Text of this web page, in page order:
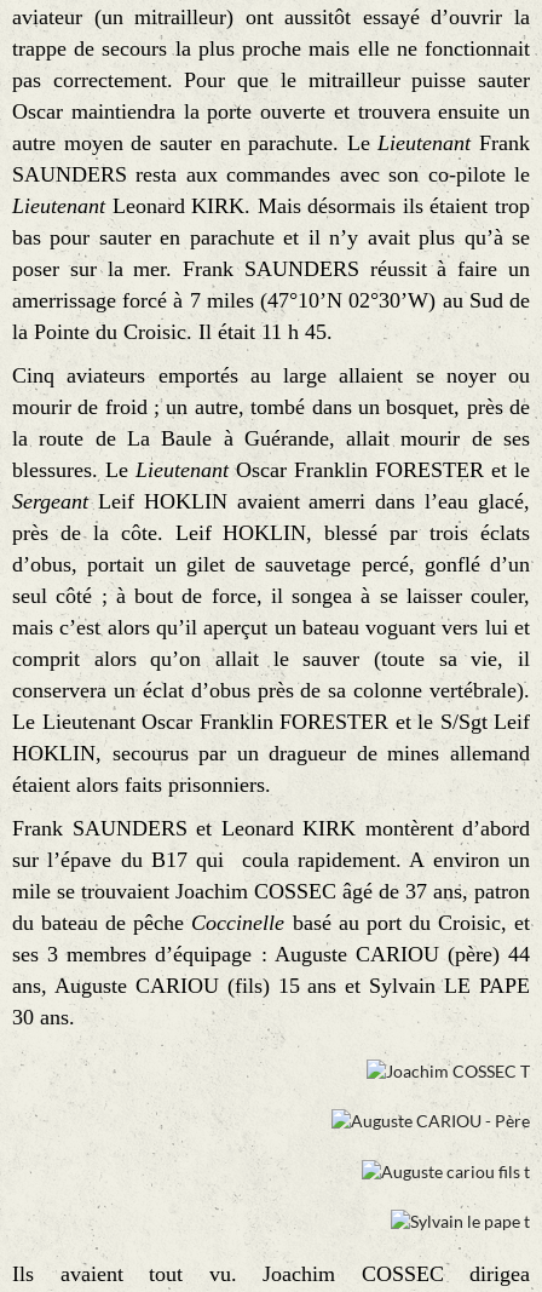
aviateur (un mitrailleur) ont aussitôt essayé d’ouvrir la
trappe de secours la plus proche mais elle ne fonctionnait
pas correctement. Pour que le mitrailleur puisse sauter
Oscar maintiendra la porte ouverte et trouvera ensuite un
autre moyen de sauter en parachute. LeLieutenantFrank
SAUNDERS resta aux commandes avec son co-pilote le
LieutenantLeonard KIRK. Mais désormais ils étaient trop
bas pour sauter en parachute et il n’y avait plus qu’à se
poser sur la mer. Frank SAUNDERS réussit à faire un
amerrissage forcé à 7 miles (47°10’N 02°30’W) au Sud de
la Pointe du Croisic. Il était 11 h 45.
Cinq aviateurs emportés au large allaient se noyer ou
mourir de froid ; un autre, tombé dans un bosquet, près de
la route de La Baule à Guérande, allait mourir de ses
blessures. Le LieutenantOscar Franklin FORESTER et le
SergeantLeif HOKLIN avaient amerri dans l’eau glacé,
près de la côte. Leif HOKLIN, blessé par trois éclats
d’obus, portait un gilet de sauvetage percé, gonflé d’un
seul côté ; à bout de force, il songea à se laisser couler,
mais c’est alors qu’il aperçut un bateau voguant vers lui et
comprit alors qu’on allait le sauver (toute sa vie, il
conservera un éclat d’obus près de sa colonne vertébrale).
Le Lieutenant Oscar Franklin FORESTER et le S/Sgt Leif
HOKLIN, secourus par un dragueur de mines allemand
étaient alors faits prisonniers.
Frank SAUNDERS et Leonard KIRK montèrent d’abord
sur l’épave du B17 qui coula rapidement.A environ un
mile se trouvaient Joachim COSSEC âgé de 37 ans, patron
du bateau de pêche Coccinelle basé au port du Croisic, et
ses 3 membres d’équipage : Auguste CARIOU (père) 44
ans, Auguste CARIOU (fils) 15 ans et Sylvain LE PAPE
30 ans.
Ils avaient tout vu. Joachim COSSECdirigea